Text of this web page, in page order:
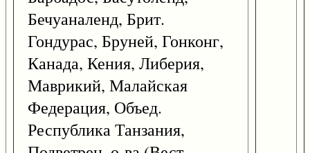
Бечуаналенд, Брит.
Гондурас, Бруней, Гонконг,
Канада, Кения, Либерия,
Маврикий, Малайская
Федерация, Объед.
Республика Танзания,